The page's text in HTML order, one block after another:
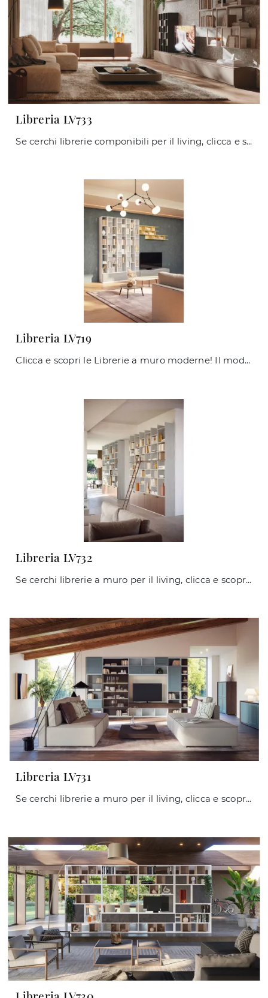
Libreria LV733
Se cerchi librerie componibili per il living, clicca e scopri le nostre soluzioni moderne: il modello Libreria LV733 Giessegi ti aspetta!
Libreria LV719
Clicca e scopri le Librerie a muro moderne! Il modello Libreria LV719 Giessegi saprà ultimare un living operativo e pratico.
Libreria LV732
Se cerchi librerie a muro per il living, clicca e scopri le nostre soluzioni moderne: il modello Libreria LV732 Giessegi ti aspetta!
Libreria LV731
Se cerchi librerie a muro per il living, clicca e scopri le nostre soluzioni classiche: il modello Libreria LV731 Giessegi ti sta aspettando!